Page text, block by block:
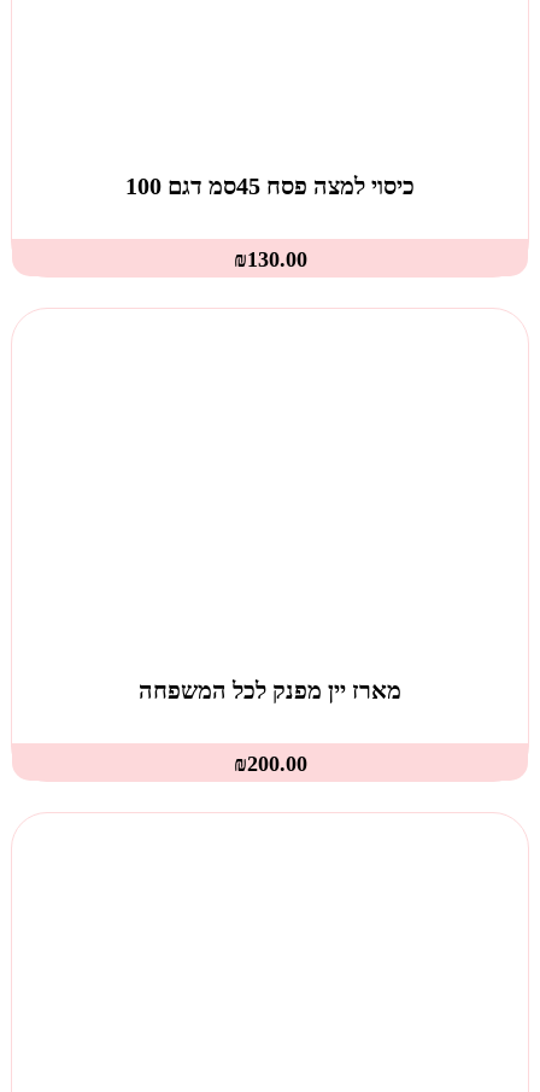
כיסוי למצה פסח 45סמ דגם 100
₪130.00
מארז יין מפנק לכל המשפחה
₪200.00